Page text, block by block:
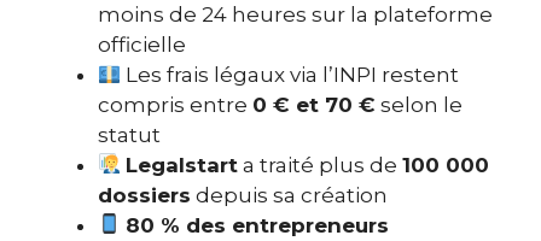
moins de 24 heures sur la plateforme
officielle
Les frais légaux via l’INPI restent
compris entre 0 € et 70 € selon le
statut
Legalstart a traité plus de100 000
dossiers depuis sa création
80 % des entrepreneurs